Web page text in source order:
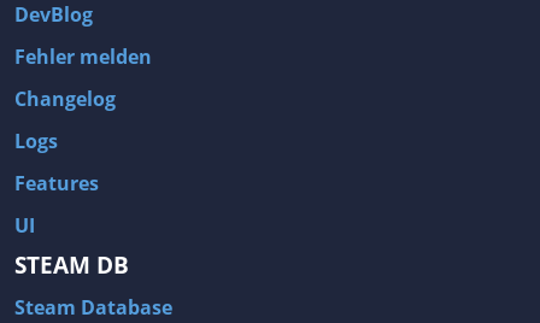
DevBlog
Fehler melden
Changelog
Logs
Features
UI
STEAM DB
Steam Database